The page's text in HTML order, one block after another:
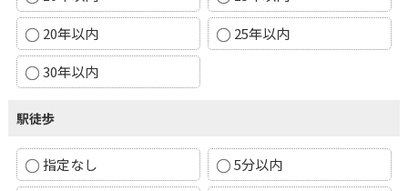
20年以内
25年以内
30年以内
駅徒歩
指定なし
5分以内